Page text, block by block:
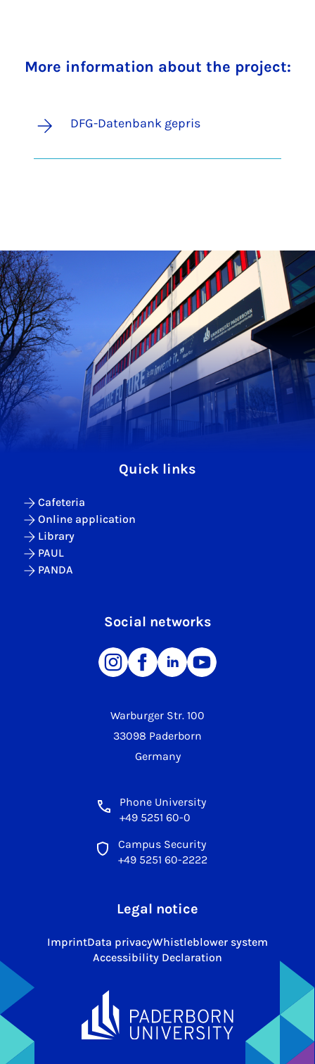
More information about the project:
DFG-Datenbank gepris
Warburger Str. 100
33098 Paderborn
Germany
Phone University
+49 5251 60-0
Campus Security
+49 5251 60-2222
Quick links
Cafeteria
Online application
Library
PAUL
PANDA
Social networks
Legal notice
ImprintData privacyWhistleblower system
Accessibility Declaration